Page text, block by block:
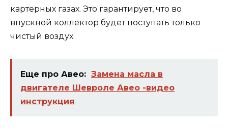
картерных газах. Это гарантирует, что во
впускной коллектор будет поступать только
чистый воздух.
Еще про Авео: Замена масла в
двигателе Шевроле Авео -видео
инструкция